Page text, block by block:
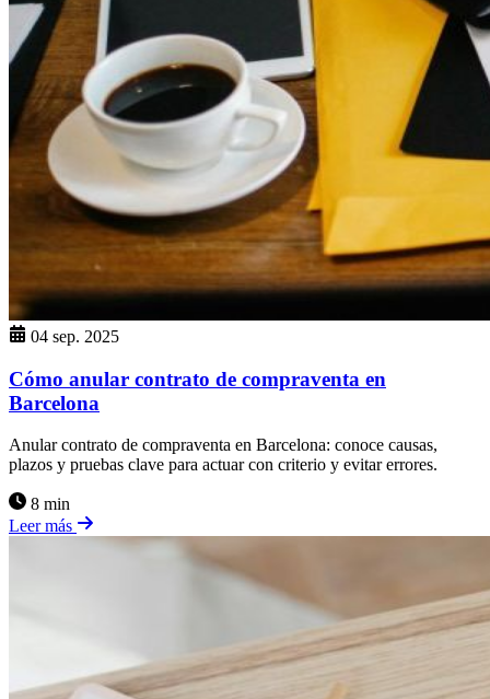
04 sep. 2025
Cómo anular contrato de compraventa en
Barcelona
Anular contrato de compraventa en Barcelona: conoce causas,
plazos y pruebas clave para actuar con criterio y evitar errores.
8 min
Leer más